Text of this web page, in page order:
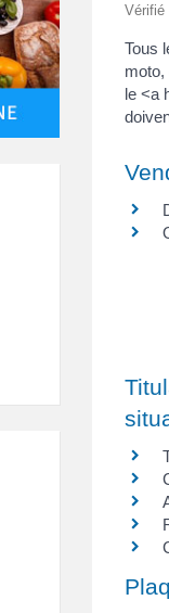
Vérifié
Tous
moto,
le <a